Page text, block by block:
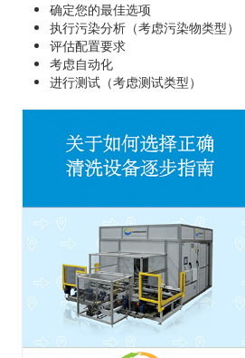
确定您的最佳选项
执行污染分析（考虑污染物类型）
评估配置要求
考虑自动化
进行测试（考虑测试类型）